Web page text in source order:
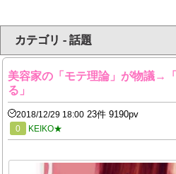
カテゴリ - 話題
美容家の「モテ理論」が物議→
る」
2018/12/29 18:00 23件 9190pv
0 KEIKO★